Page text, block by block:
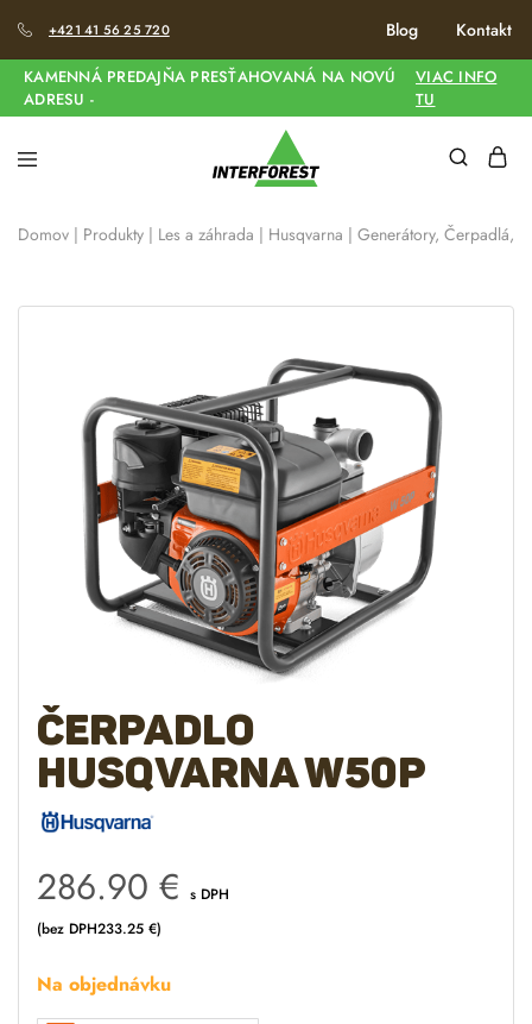
+421 41 56 25 720 Blog Kontakt
KAMENNÁ PREDAJŇA PRESŤAHOVANÁ NA NOVÚ
ADRESU -
VIAC INFO
TU
Domov | Produkty | Les a záhrada | Husqvarna | Generátory, Čerpadlá,
Čerpadlo
Husqvarna W50P
286.90 € s DPH
(bez DPH233.25 €)
Na objednávku